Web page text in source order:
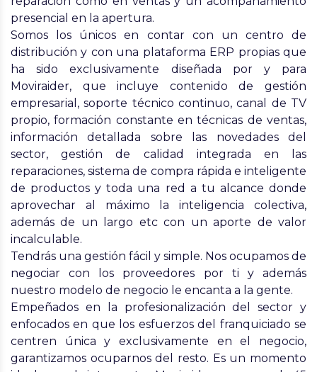
presencial en la apertura.
Somos los únicos en contar con un centro de
distribución y con una plataforma ERP propias que
ha sido exclusivamente diseñada por y para
Moviraider, que incluye contenido de gestión
empresarial, soporte técnico continuo, canal de TV
propio, formación constante en técnicas de ventas,
información detallada sobre las novedades del
sector, gestión de calidad integrada en las
reparaciones, sistema de compra rápida e inteligente
de productos y toda una red a tu alcance donde
aprovechar al máximo la inteligencia colectiva,
además de un largo etc con un aporte de valor
incalculable.
Tendrás una gestión fácil y simple. Nos ocupamos de
negociar con los proveedores por ti y además
nuestro modelo de negocio le encanta a la gente.
Empeñados en la profesionalización del sector y
enfocados en que los esfuerzos del franquiciado se
centren única y exclusivamente en el negocio,
garantizamos ocuparnos del resto. Es un momento